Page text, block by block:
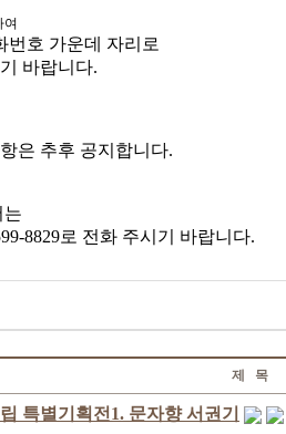
여
번호 가운데 자리로
바랍니다.
은 추후 공지합니다.
는
8829로 전화 주시기 바랍니다.
제 목
특별기획전1. 문자향 서권기